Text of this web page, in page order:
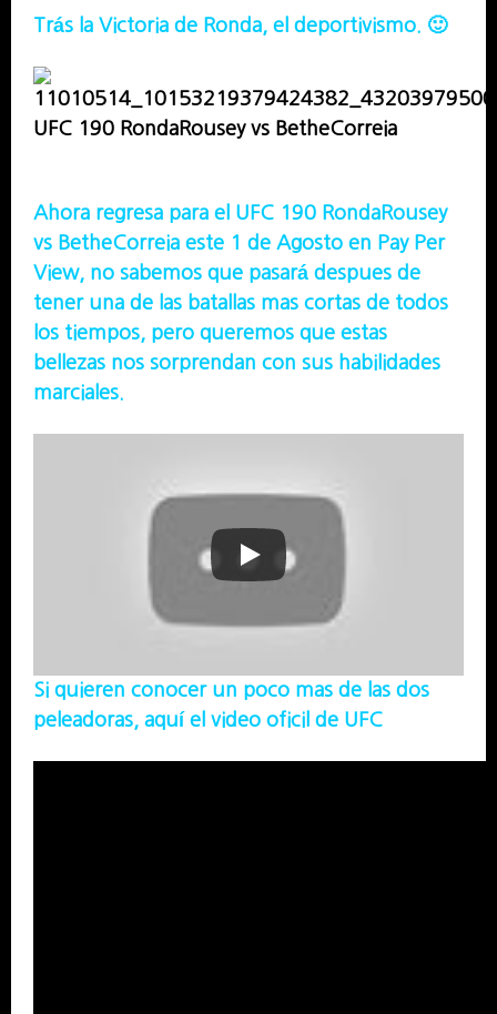
Trás la Victoria de Ronda, el deportivismo. 🙂
Ahora regresa para el UFC 190 RondaRousey
vs BetheCorreia este 1 de Agosto en Pay Per
View, no sabemos que pasará despues de
tener una de las batallas mas cortas de todos
los tiempos, pero queremos que estas
bellezas nos sorprendan con sus habilidades
marciales.
Si quieren conocer un poco mas de las dos
peleadoras, aquí el video oficil de UFC